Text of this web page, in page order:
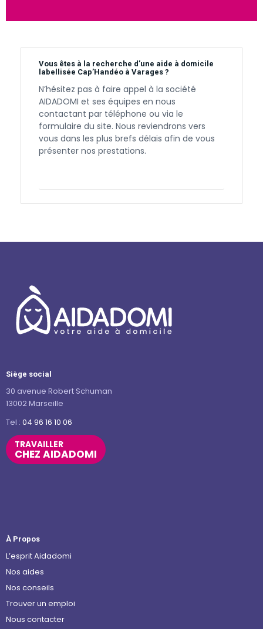
Vous êtes à la recherche d’une aide à domicile
labellisée Cap’Handéo à Varages ?
N’hésitez pas à faire appel à la société
AIDADOMI et ses équipes en nous
contactant par téléphone ou via le
formulaire du site. Nous reviendrons vers
vous dans les plus brefs délais afin de vous
présenter nos prestations.
Siège social
30 avenue Robert Schuman
13002 Marseille
Tel : 04 96 16 10 06
TRAVAILLER
CHEZ AIDADOMI
À Propos
L’esprit Aidadomi
Nos aides
Nos conseils
Trouver un emploi
Nous contacter